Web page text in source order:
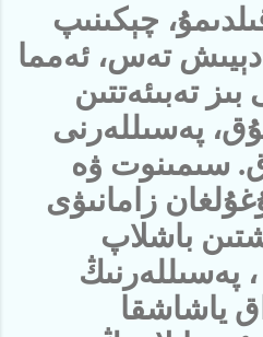
چېكىنىپ
دېيىش تەس، ئەمما
تەبىئەتتىن
پەسىللەرنى
سىمىنوت ۋە
زامانىۋى
باشلاپ
، پەسىللەرنىڭ
ياشاشقا